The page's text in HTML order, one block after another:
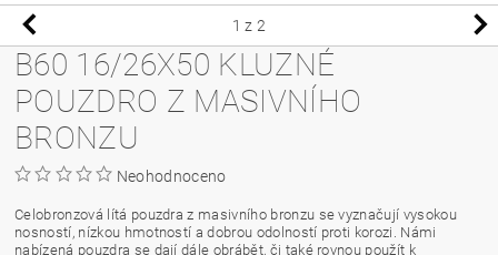
1 z 2
B60 16/26X50 KLUZNÉ
POUZDRO Z MASIVNÍHO
BRONZU
Neohodnoceno
Celobronzová lítá pouzdra z masivního bronzu se vyznačují vysokou
nosností, nízkou hmotností a dobrou odolností proti korozi. Námi
nabízená pouzdra se dají dále obrábět, či také rovnou použít k